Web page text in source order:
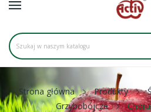
Strona główna Produkty
Grzybobójcze